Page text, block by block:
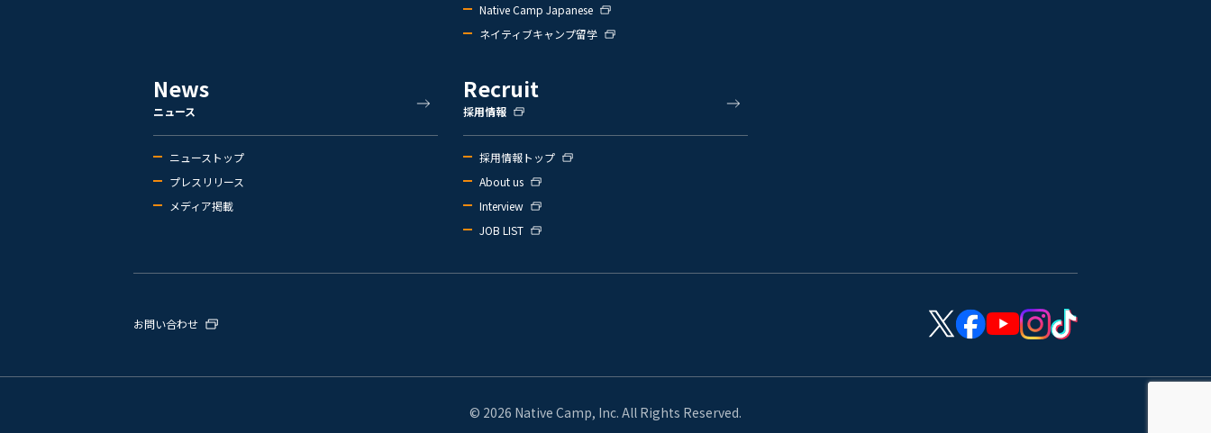
Native Camp Japanese
ネイティブキャンプ留学
News
ニュース
ニューストップ
プレスリリース
メディア掲載
Recruit
採用情報
採用情報トップ
About us
Interview
JOB LIST
お問い合わせ
© 2026 Native Camp, Inc. All Rights Reserved.